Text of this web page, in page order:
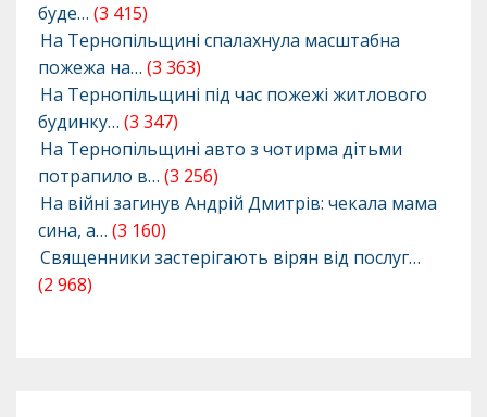
буде… (3 415)
На Тернопільщині спалахнула масштабна
пожежа на… (3 363)
На Тернопільщині під час пожежі житлового
будинку… (3 347)
На Тернопільщині авто з чотирма дітьми
потрапило в… (3 256)
На війні загинув Андрій Дмитрів: чекала мама
сина, а… (3 160)
Священники застерігають вірян від послуг…
(2 968)